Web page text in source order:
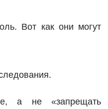
Вот как они могут
а не «запрещать